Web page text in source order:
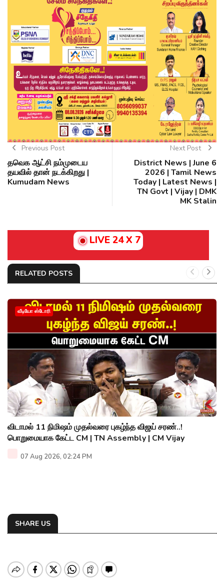
Previous Post
தவெக ஆட்சி நம்முடைய
தயவில் தான் நடக்கிறது |
Kumudam News
Next Post
District News | June 6
2026 | Tamil News
Today | Latest News |
TN Govt | Vijay | DMK
MK Stalin
LIVE 24 X 7
RELATED POSTS
வீடியோ ஸ்டோரி
விடாமல் 11 நிமிஷம் முதல்வரை புகழ்ந்த விஜய் சரண்..!
பொறுமையாக கேட்ட CM | TN Assembly | CM Vijay
07 Aug 2026, 02:24 PM
SHARE US